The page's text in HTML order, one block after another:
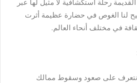
رحلة استكشافية لا مثيل لها عبر
لنا الغوص في حضارة عظيمة أثرت
في مختلف أنحاء العالم.
على صعود وسقوط ممالك